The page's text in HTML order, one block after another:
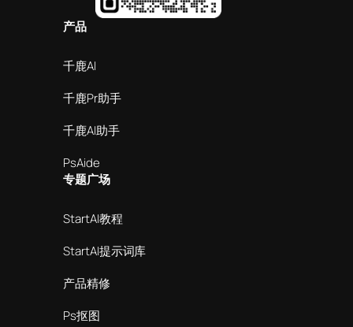
产品
千鹿AI
千鹿Pr助手
千鹿AI助手
PsAide
专题广场
StartAI教程
StartAI提示词库
产品精修
Ps抠图